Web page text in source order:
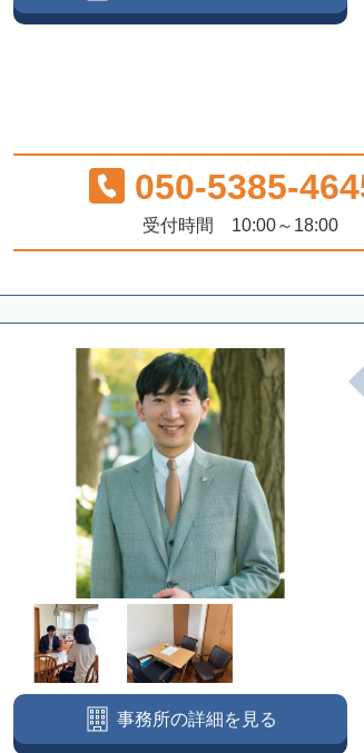
050-5385-
受付時間 10:00～18:00
事務所の詳細を見る